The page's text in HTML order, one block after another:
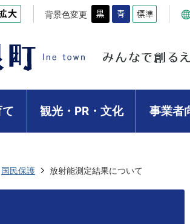
背景色変更
観光・PR・文化 事業者
国民保護 放射能測定結果について